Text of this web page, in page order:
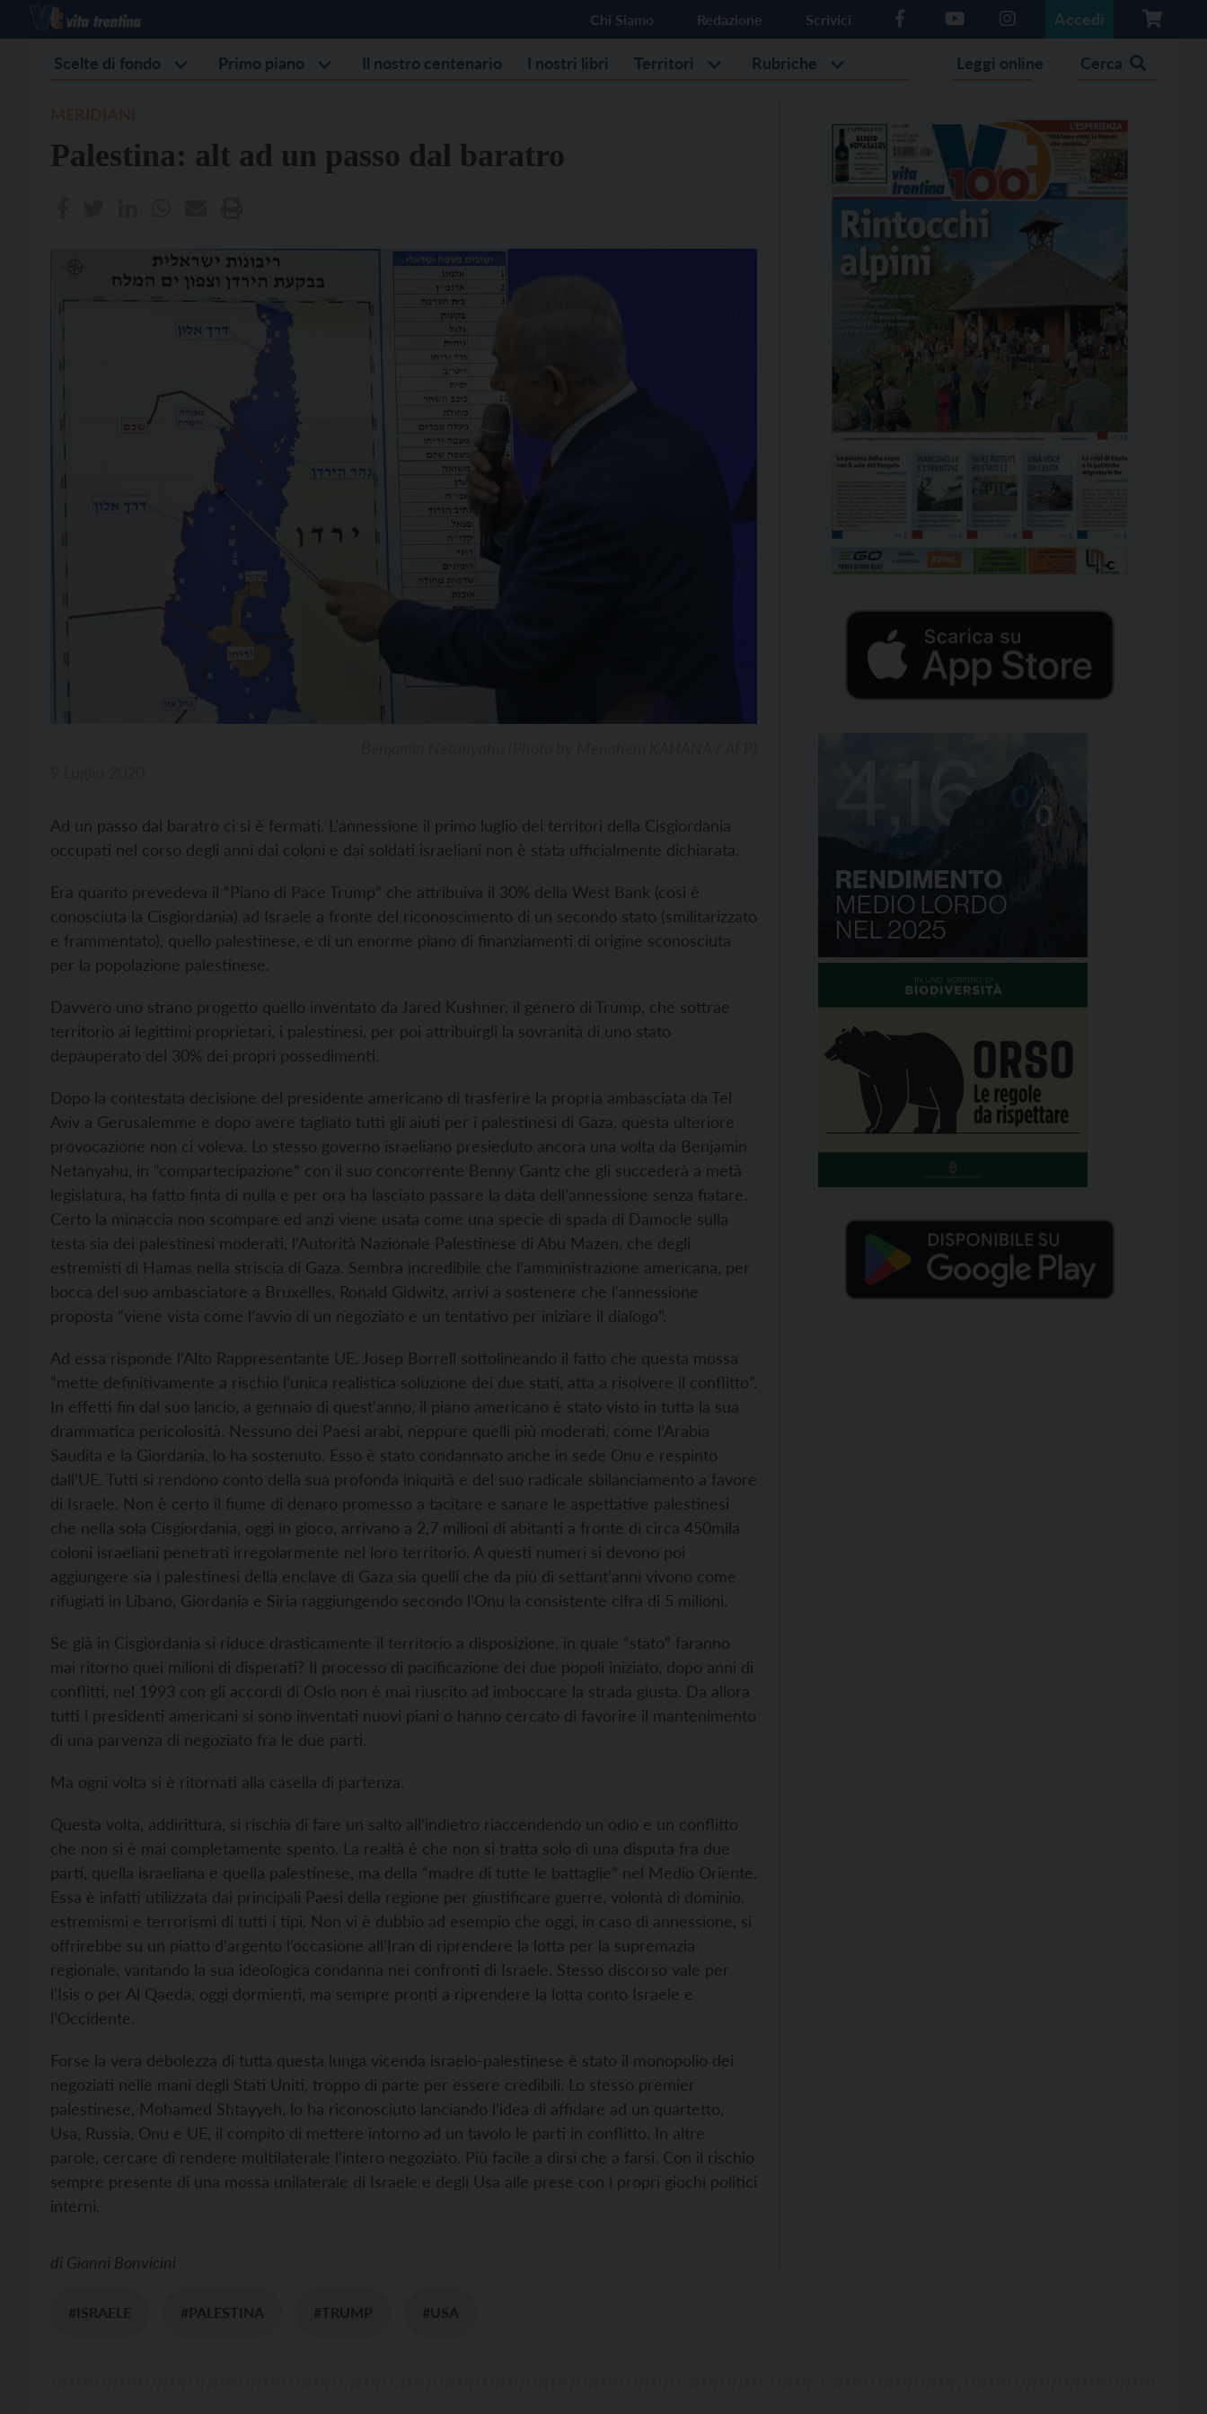
Chi Siamo Redazione Scrivici Accedi
Scelte di fondo Primo piano Il nostro centenario I nostri libri Territori Rubriche Leggi online Cerca
Palestina: alt ad un passo dal baratro
Ad un passo dal baratro ci si è fermati. L’annessione il primo luglio dei territori della Cisgiordania
occupati nel corso degli anni dai coloni e dai soldati israeliani non è stata ufficialmente dichiarata.
Era quanto prevedeva il “Piano di Pace Trump” che attribuiva il 30% della West Bank (così è
conosciuta la Cisgiordania) ad Israele a fronte del riconoscimento di un secondo stato (smilitarizzato
e frammentato), quello palestinese, e di un enorme piano di finanziamenti di origine sconosciuta
per la popolazione palestinese.
Davvero uno strano progetto quello inventato da Jared Kushner, il genero di Trump, che sottrae
territorio ai legittimi proprietari, i palestinesi, per poi attribuirgli la sovranità di uno stato
depauperato del 30% dei propri possedimenti.
Dopo la contestata decisione del presidente americano di trasferire la propria ambasciata da Tel
Aviv a Gerusalemme e dopo avere tagliato tutti gli aiuti per i palestinesi di Gaza, questa ulteriore
provocazione non ci voleva. Lo stesso governo israeliano presieduto ancora una volta da Benjamin
Netanyahu, in “compartecipazione” con il suo concorrente Benny Gantz che gli succederà a metà
legislatura, ha fatto finta di nulla e per ora ha lasciato passare la data dell’annessione senza fiatare.
Certo la minaccia non scompare ed anzi viene usata come una specie di spada di Damocle sulla
testa sia dei palestinesi moderati, l’Autorità Nazionale Palestinese di Abu Mazen, che degli
estremisti di Hamas nella striscia di Gaza. Sembra incredibile che l’amministrazione americana, per
bocca del suo ambasciatore a Bruxelles, Ronald Gidwitz, arrivi a sostenere che l’annessione
proposta “viene vista come l’avvio di un negoziato e un tentativo per iniziare il dialogo”.
Ad essa risponde l’Alto Rappresentante UE, Josep Borrell sottolineando il fatto che questa mossa
“mette definitivamente a rischio l’unica realistica soluzione dei due stati, atta a risolvere il conflitto”.
In effetti fin dal suo lancio, a gennaio di quest’anno, il piano americano è stato visto in tutta la sua
drammatica pericolosità. Nessuno dei Paesi arabi, neppure quelli più moderati, come l’Arabia
Saudita e la Giordania, lo ha sostenuto. Esso è stato condannato anche in sede Onu e respinto
dall’UE. Tutti si rendono conto della sua profonda iniquità e del suo radicale sbilanciamento a favore
di Israele. Non è certo il fiume di denaro promesso a tacitare e sanare le aspettative palestinesi
che nella sola Cisgiordania, oggi in gioco, arrivano a 2,7 milioni di abitanti a fronte di circa 450mila
coloni israeliani penetrati irregolarmente nel loro territorio. A questi numeri si devono poi
aggiungere sia i palestinesi della enclave di Gaza sia quelli che da più di settant’anni vivono come
rifugiati in Libano, Giordania e Siria raggiungendo secondo l’Onu la consistente cifra di 5 milioni.
Se già in Cisgiordania si riduce drasticamente il territorio a disposizione, in quale “stato” faranno
mai ritorno quei milioni di disperati? Il processo di pacificazione dei due popoli iniziato, dopo anni di
conflitti, nel 1993 con gli accordi di Oslo non è mai riuscito ad imboccare la strada giusta. Da allora
tutti i presidenti americani si sono inventati nuovi piani o hanno cercato di favorire il mantenimento
di una parvenza di negoziato fra le due parti.
Ma ogni volta si è ritornati alla casella di partenza.
Questa volta, addirittura, si rischia di fare un salto all’indietro riaccendendo un odio e un conflitto
che non si è mai completamente spento. La realtà è che non si tratta solo di una disputa fra due
parti, quella israeliana e quella palestinese, ma della “madre di tutte le battaglie” nel Medio Oriente.
Essa è infatti utilizzata dai principali Paesi della regione per giustificare guerre, volontà di dominio,
estremismi e terrorismi di tutti i tipi. Non vi è dubbio ad esempio che oggi, in caso di annessione, si
offrirebbe su un piatto d’argento l’occasione all’Iran di riprendere la lotta per la supremazia
regionale, vantando la sua ideologica condanna nei confronti di Israele. Stesso discorso vale per
l’Isis o per Al Qaeda, oggi dormienti, ma sempre pronti a riprendere la lotta conto Israele e
l’Occidente.
Forse la vera debolezza di tutta questa lunga vicenda israelo-palestinese è stato il monopolio dei
negoziati nelle mani degli Stati Uniti, troppo di parte per essere credibili. Lo stesso premier
palestinese, Mohamed Shtayyeh, lo ha riconosciuto lanciando l’idea di affidare ad un quartetto,
Usa, Russia, Onu e UE, il compito di mettere intorno ad un tavolo le parti in conflitto. In altre
parole, cercare di rendere multilaterale l’intero negoziato. Più facile a dirsi che a farsi. Con il rischio
sempre presente di una mossa unilaterale di Israele e degli Usa alle prese con i propri giochi politici
interni.
di Gianni Bonvicini
#ISRAELE #PALESTINA #TRUMP #USA